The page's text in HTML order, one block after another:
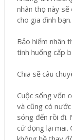
nhân thọ này
cho gia đình
Bảo hiểm nhân
tình huống cấp
Chia sẽ câu
Cuộc sống vốn
và cũng có
sóng đến rồi đi.
cứ đọng lại mãi.